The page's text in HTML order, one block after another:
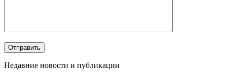
Недавние новости и публикации